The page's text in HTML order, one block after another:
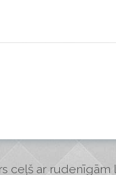
ceļš ar rudenīgām